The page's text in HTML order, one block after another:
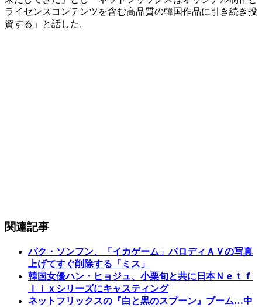
ライセンスコンテンツを含む高品質の韓国作品に引き続き投
資する」と話した。
関連記事
パク・ソンフン、「イカゲーム」パロディＡＶの写真
上げてすぐ削除する「ミス」
韓国女優ハン・ヒョジュ、小栗旬と共に日本Ｎｅｔｆ
ｌｉｘシリーズにキャスティング
ネットフリックスの『白と黒のスプーン』ブーム…中